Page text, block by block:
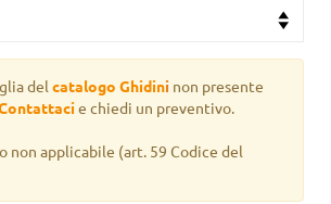
del catalogo Ghidini non presente
e chiedi un preventivo.
non applicabile (art. 59 Codice del